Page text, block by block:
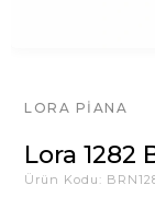
LORA PIANA
Lora 1282
Ürün Kodu: